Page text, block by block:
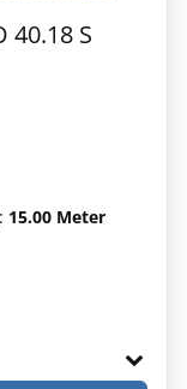
40.18 S
15.00 Meter